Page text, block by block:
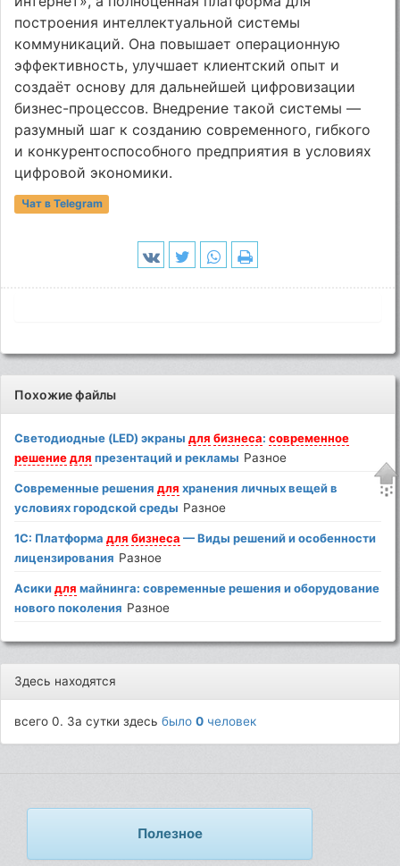
построения интеллектуальной системы
коммуникаций. Она повышает операционную
эффективность, улучшает клиентский опыт и
создаёт основу для дальнейшей цифровизации
бизнес-процессов. Внедрение такой системы —
разумный шаг к созданию современного, гибкого
и конкурентоспособного предприятия в условиях
цифровой экономики.
Чат в Telegram
Похожие файлы
Светодиодные (LED) экраныдля бизнеса:современное
решение для презентаций и рекламы Разное
Современные решениядля хранения личных вещей в
условиях городской среды Разное
1С: Платформадля бизнеса — Виды решений и особенности
лицензирования Разное
Асикидля майнинга: современные решения и оборудование
нового поколения Разное
Здесь находятся
всего 0. За сутки здесьбыло0 человек
Полезное